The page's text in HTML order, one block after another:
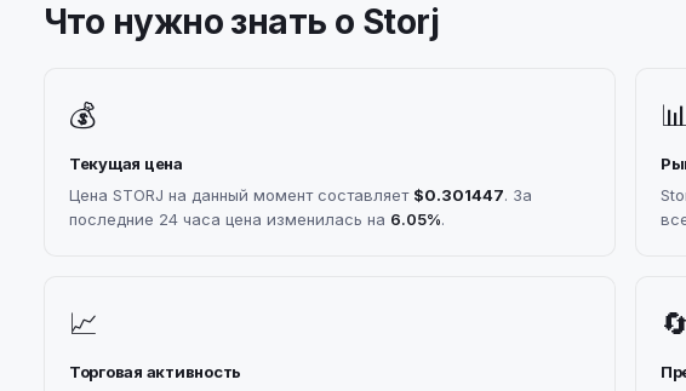
Что нужно знать о Storj
💰
Текущая цена
Цена STORJ на данный момент составляет $0.301447. За
последние 24 часа цена изменилась на 6.05%.
📊
📈
Торговая активность
🔄